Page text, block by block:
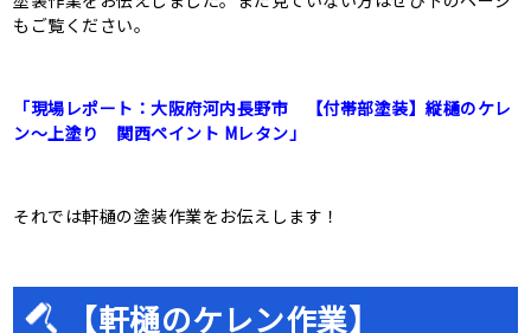
もご覧ください。
「現場レポート：大阪府河内長野市 【付帯部塗装】縦樋のケレ
ン〜上塗り 関西ペイント Mレタン」
それでは軒樋の塗装作業をお伝えします！
【軒樋のケレン作業】